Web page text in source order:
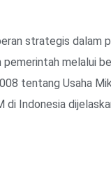
strategis dalam
melalui
tentang Usaha
di Indonesia